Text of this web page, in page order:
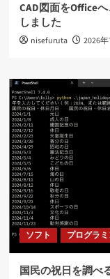
CAD図面をOffice
しました
nisefuruta 2026
ソフト プログラ
国民の祝日を調べ